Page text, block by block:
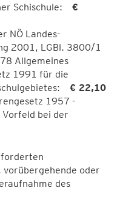
Schischule: €
NÖ Landes-
2001, LGBl. 3800/1
Allgemeines
1991 für die
€ 22,10
1957 -
Vorfeld bei der
oder
des